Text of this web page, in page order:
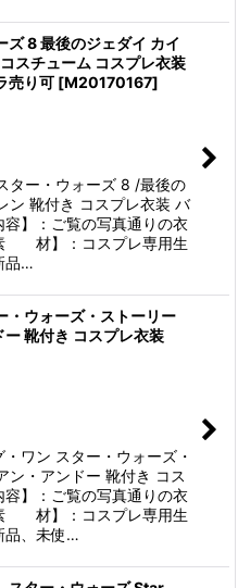
ズ 8 最後のジェダイ カイ
スチューム コスプレ衣装
売り可 [M20170167]
ター・ウォーズ 8 /最後の
ン 靴付き コスプレ衣装 バ
容】：ご覧の写真通りの衣
材】：コスプレ専用生
品…
・ウォーズ・ストーリー
靴付き コスプレ衣装
・ワン スター・ウォーズ・
ン・アンドー 靴付き コス
容】：ご覧の写真通りの衣
材】：コスプレ専用生
品、未使…